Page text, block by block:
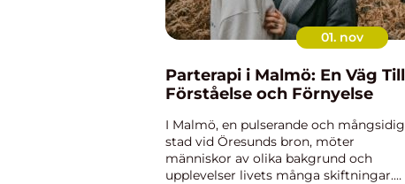
01. nov
Parterapi i Malmö: En Väg Till
Förståelse och Förnyelse
I Malmö, en pulserande och mångsidig
stad vid Öresunds bron, möter
människor av olika bakgrund och
upplevelser livets många skiftningar.